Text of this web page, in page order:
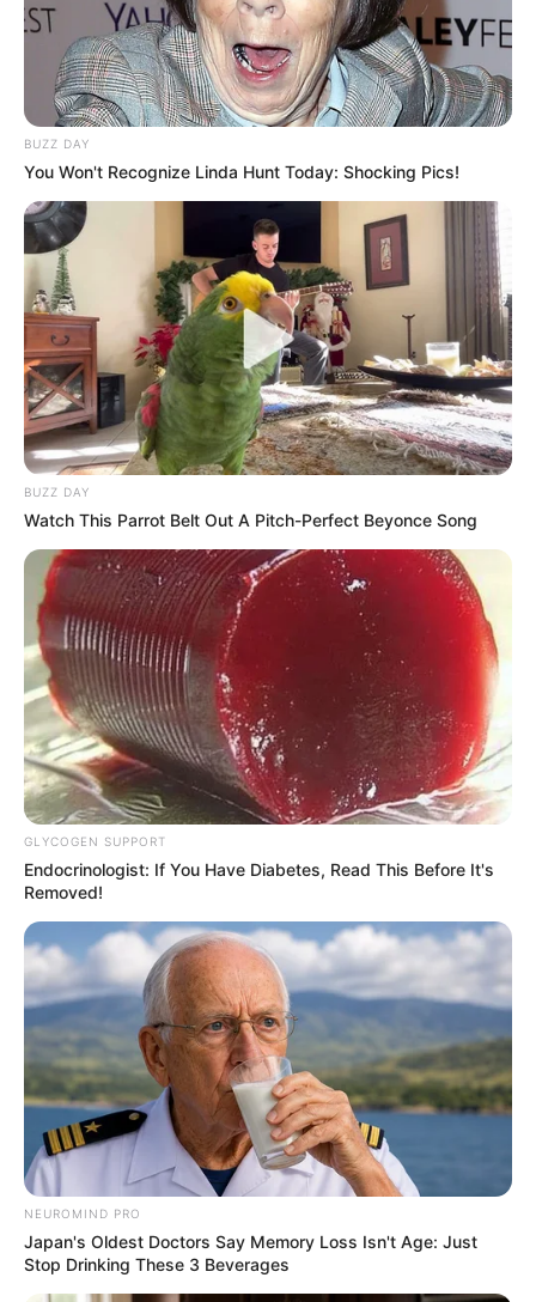
3. Gayanya saat berolahraga juga sangat keren
(foto: instagram/wikasalim)
BUZZ DAY
You Won't Recognize Linda Hunt Today: Shocking Pics!
BUZZ DAY
Watch This Parrot Belt Out A Pitch-Perfect Beyonce Song
GLYCOGEN SUPPORT
Endocrinologist: If You Have Diabetes, Read This Before It's
Removed!
NEUROMIND PRO
Japan's Oldest Doctors Say Memory Loss Isn't Age: Just
Stop Drinking These 3 Beverages